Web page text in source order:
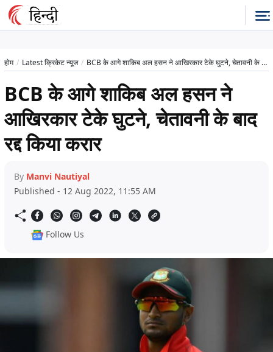
होम Latest क्रिकेट न्यूज BCB के आगे शाकिब अल हसन ने आखिरकार टेके घुटने, चेतावनी के बाद रद्द किया करार
BCB के आगे शाकिब अल हसन ने
आखिरकार टेके घुटने, चेतावनी के बाद
रद्द किया करार
By Manvi Nautiyal
Published - 12 Aug 2022, 11:55 AM
Follow Us